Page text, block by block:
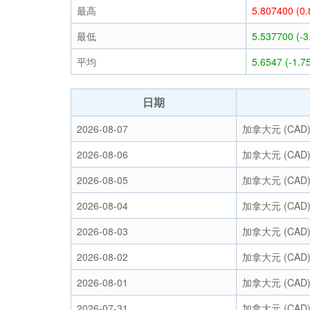
最高
5.807400
最低
5.537700 (-
平均
5.6547 (-
日期
2026-08-07
加拿大元 (CAD)
2026-08-06
加拿大元 (CAD)
2026-08-05
加拿大元 (CAD)
2026-08-04
加拿大元 (CAD)
2026-08-03
加拿大元 (CAD)
2026-08-02
加拿大元 (CAD)
2026-08-01
加拿大元 (CAD)